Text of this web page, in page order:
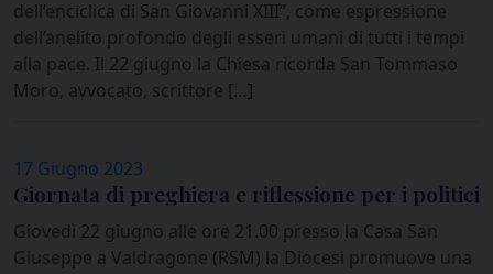
dell’enciclica di San Giovanni XIII”, come espressione
dell’anelito profondo degli esseri umani di tutti i tempi
alla pace. Il 22 giugno la Chiesa ricorda San Tommaso
Moro, avvocato, scrittore […]
17 Giugno 2023
Giornata di preghiera e riflessione per i politici
Giovedì 22 giugno alle ore 21.00 presso la Casa San
Giuseppe a Valdragone (RSM) la Diocesi promuove una